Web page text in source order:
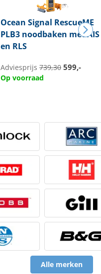
Ocean Signal RescueME
PLB3 noodbaken met AIS
en RLS
Adviesprijs 739,30 599,-
Op voorraad
Alle merken